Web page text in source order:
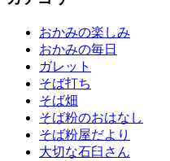
おかみの楽しみ
おかみの毎日
ガレット
そば打ち
そば畑
そば粉のおはなし
そば粉屋だより
大切な石臼さん